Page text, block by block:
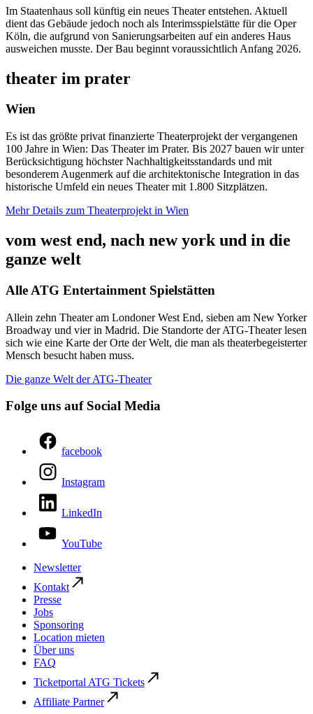
Im Staatenhaus soll künftig ein neues Theater entstehen. Aktuell
dient das Gebäude jedoch noch als Interimsspielstätte für die Oper
Köln, die aufgrund von Sanierungsarbeiten auf ein anderes Haus
ausweichen musste. Der Bau beginnt voraussichtlich Anfang 2026.
theater im prater
Wien
Es ist das größte privat finanzierte Theaterprojekt der vergangenen
100 Jahre in Wien: Das Theater im Prater. Bis 2027 bauen wir unter
Berücksichtigung höchster Nachhaltigkeitsstandards und mit
besonderem Augenmerk auf die architektonische Integration in das
historische Umfeld ein neues Theater mit 1.800 Sitzplätzen.
Mehr Details zum Theaterprojekt in Wien
vom west end, nach new york und in die
ganze welt
Alle ATG Entertainment Spielstätten
Allein zehn Theater am Londoner West End, sieben am New Yorker
Broadway und vier in Madrid. Die Standorte der ATG-Theater lesen
sich wie eine Karte der Orte der Welt, die man als theaterbegeisterter
Mensch besucht haben muss.
Die ganze Welt der ATG-Theater
Folge uns auf Social Media
facebook
Instagram
LinkedIn
YouTube
Newsletter
Kontakt
Presse
Jobs
Sponsoring
Location mieten
Über uns
FAQ
Ticketportal ATG Tickets
Affiliate Partner